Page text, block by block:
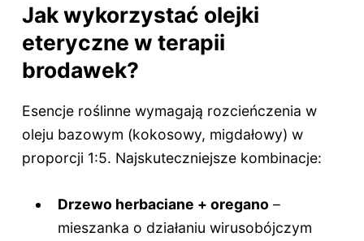
Jak wykorzystać olejki
eteryczne w terapii
brodawek?
Esencje roślinne wymagają rozcieńczenia w
oleju bazowym (kokosowy, migdałowy) w
proporcji 1:5. Najskuteczniejsze kombinacje:
Drzewo herbaciane + oregano –
mieszanka o działaniu wirusobójczym